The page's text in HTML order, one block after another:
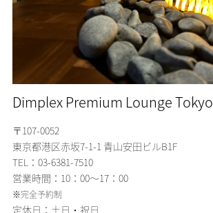
Dimplex Premium Lounge Tokyo
〒107-0052
東京都港区赤坂7-1-1 青山安田ビルB1F
TEL：03-6381-7510
営業時間：10：00～17：00
※完全予約制
定休日：土日・祝日